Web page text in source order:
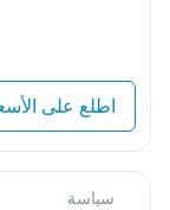
اطلع على
سياسة